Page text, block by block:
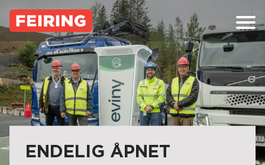
Skip
to
content
ENDELIG ÅPNET